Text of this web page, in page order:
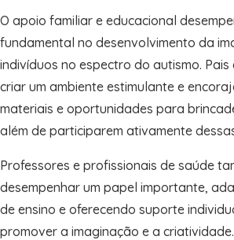
O apoio familiar e educacional
fundamental no desenvolvimento da
indivíduos no espectro do autismo.
criar um ambiente estimulante e
materiais e oportunidades para
além de participarem ativamente
Professores e profissionais de saúde
desempenhar um papel importante,
de ensino e oferecendo suporte
promover a imaginação e a